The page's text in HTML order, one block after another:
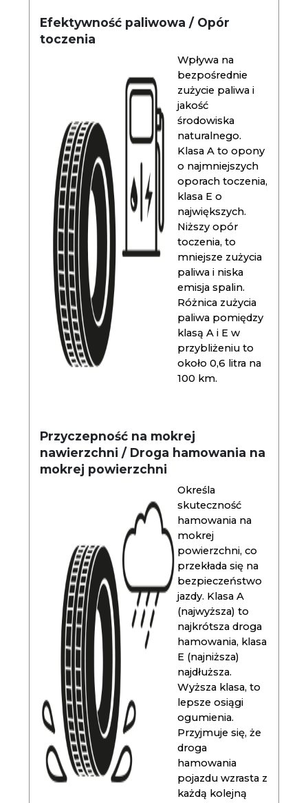
Efektywność paliwowa / Opór
toczenia
Wpływa na
bezpośrednie
zużycie paliwa i
jakość
środowiska
naturalnego.
Klasa A to opony
o najmniejszych
oporach toczenia,
klasa E o
największych.
Niższy opór
toczenia, to
mniejsze zużycia
paliwa i niska
emisja spalin.
Różnica zużycia
paliwa pomiędzy
klasą A i E w
przybliżeniu to
około 0,6 litra na
100 km.
Przyczepność na mokrej
nawierzchni / Droga hamowania na
mokrej powierzchni
Określa
skuteczność
hamowania na
mokrej
powierzchni, co
przekłada się na
bezpieczeństwo
jazdy. Klasa A
(najwyższa) to
najkrótsza droga
hamowania, klasa
E (najniższa)
najdłuższa.
Wyższa klasa, to
lepsze osiągi
ogumienia.
Przyjmuje się, że
droga
hamowania
pojazdu wzrasta z
każdą kolejną